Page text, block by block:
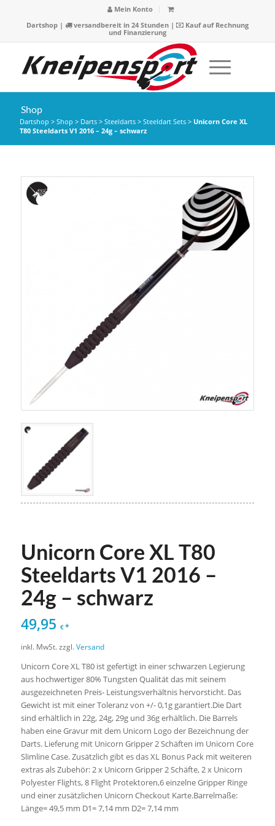
Mein Konto
Dartshop| versandbereit in 24 Stunden |
Kauf auf Rechnung
und Finanzierung
Shop
Dartshop > Shop > Darts> Steeldarts> Steeldart Sets> Unicorn Core XL
T80 Steeldarts V1 2016 – 24g – schwarz
Unicorn Core XL T80
Steeldarts V1 2016 –
24g – schwarz
49,95 €*
inkl. MwSt. zzgl.Versand
Unicorn Core XL T80 ist gefertigt in einer schwarzen Legierung
aus hochwertiger 80% Tungsten Qualität das mit seinem
ausgezeichneten Preis- Leistungsverhältnis hervorsticht. Das
Gewicht ist mit einer Toleranz von +/- 0,1g garantiert.Die Dart
sind erhältlich in 22g, 24g, 29g und 36g erhältlich. Die Barrels
haben eine Gravur mit dem Unicorn Logo der Bezeichnung der
Darts. Lieferung mit Unicorn Gripper 2 Schäften im Unicorn Core
Slimline Case. Zusätzlich gibt es das XL Bonus Pack mit weiteren
extras als Zubehör: 2 x Unicorn Gripper 2 Schäfte, 2 x Unicorn
Polyester Flights, 8 Flight Protektoren,6 einzelne Gripper Ringe
und einer zusätzlichen Unicorn Checkout Karte.Barrelmaße:
Länge= 49,5 mm D1= 7,14 mm D2= 7,14 mm